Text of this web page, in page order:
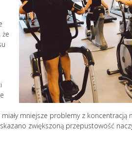
że
mniejsze problemy z koncentracją
zwiększoną przepustowość